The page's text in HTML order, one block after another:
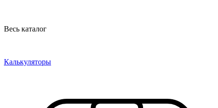
Весь каталог
Калькуляторы